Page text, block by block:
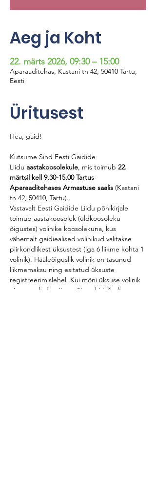
Aeg ja Koht
22. märts 2026, 09:30 – 15:00
Aparaaditehas, Kastani tn 42, 50410 Tartu,
Eesti
Üritusest
Hea, gaid!
Kutsume Sind Eesti Gaidide
Liidu aastakoosolekule, mis toimub 22.
märtsil kell 9.30-15.00 Tartus
Aparaaditehases Armastuse saalis (Kastani
tn 42, 50410, Tartu).
Vastavalt Eesti Gaidide Liidu põhikirjale
toimub aastakoosolek (üldkoosoleku
õigustes) volinike koosolekuna, kus
vähemalt gaidiealised volinikud valitakse
piirkondlikest üksustest (iga 6 liikme kohta 1
volinik). Hääleõiguslik volinik on tasunud
liikmemaksu ning esitatud üksuste
registreerimislehel. Kui mõni üksuse volinik
ei saa osaleda, siis on õigus kirjalikult